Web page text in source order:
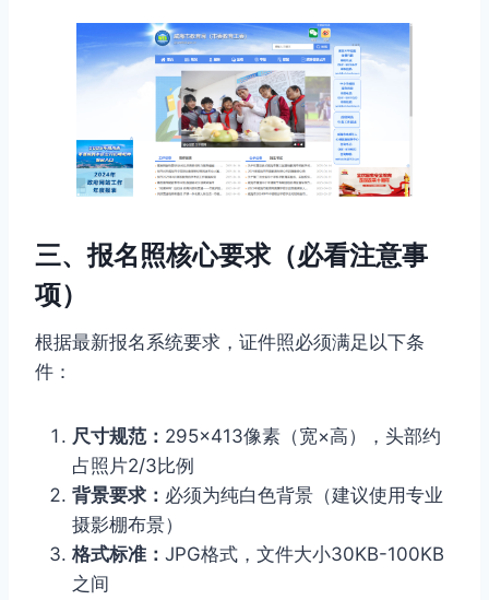
三、报名照核心要求（必看注意事
项）
根据最新报名系统要求，证件照必须满足以下条
件：
尺寸规范： 295×413像素（宽×高），头部约
占照片2/3比例
背景要求： 必须为纯白色背景（建议使用专业
摄影棚布景）
格式标准： JPG格式，文件大小30KB-100KB
之间